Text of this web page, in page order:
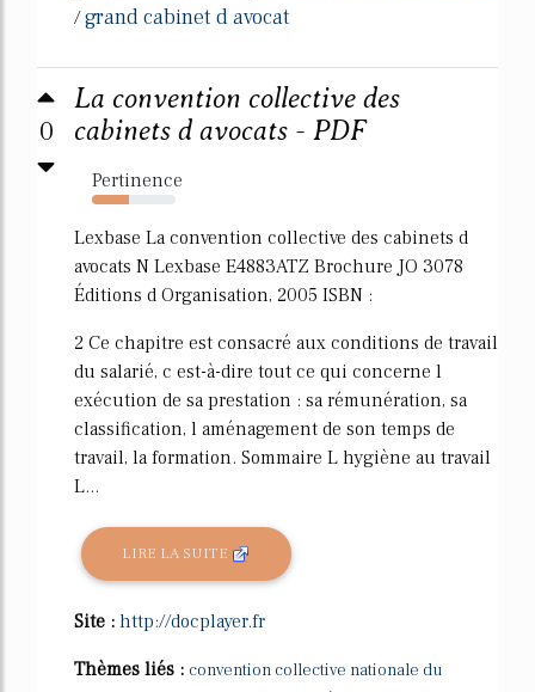
/grand cabinet d avocat
0
La convention collective des
cabinets d avocats - PDF
Pertinence
44%
Lexbase La convention collective des cabinets d
avocats N Lexbase E4883ATZ Brochure JO 3078
Éditions d Organisation, 2005 ISBN :
2 Ce chapitre est consacré aux conditions de travail
du salarié, c est-à-dire tout ce qui concerne l
exécution de sa prestation : sa rémunération, sa
classification, l aménagement de son temps de
travail, la formation. Sommaire L hygiène au travail
L...
LIRE LA SUITE
Site : http://docplayer.fr
Thèmes liés : convention collective nationale du